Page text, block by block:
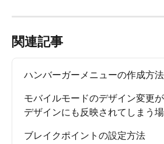
関連記事
ハンバーガーメニューの作成方法
モバイルモードのデザイン変更
デザインにも反映されてしまう
ブレイクポイントの設定方法